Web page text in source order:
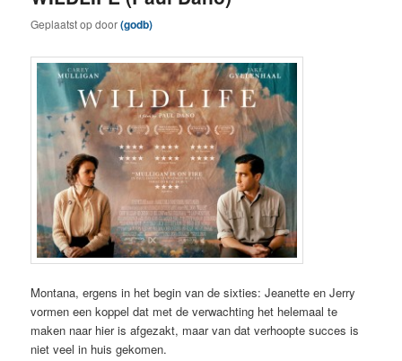
Geplaatst opdoor(godb)
Montana, ergens in het begin van de sixties: Jeanette en Jerry
vormen een koppel dat met de verwachting het helemaal te
maken naar hier is afgezakt, maar van dat verhoopte succes is
niet veel in huis gekomen.